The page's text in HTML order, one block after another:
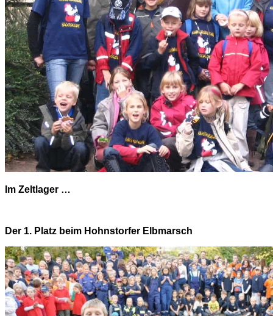
Im Zeltlager …
Der 1. Platz beim Hohnstorfer Elbmarsch